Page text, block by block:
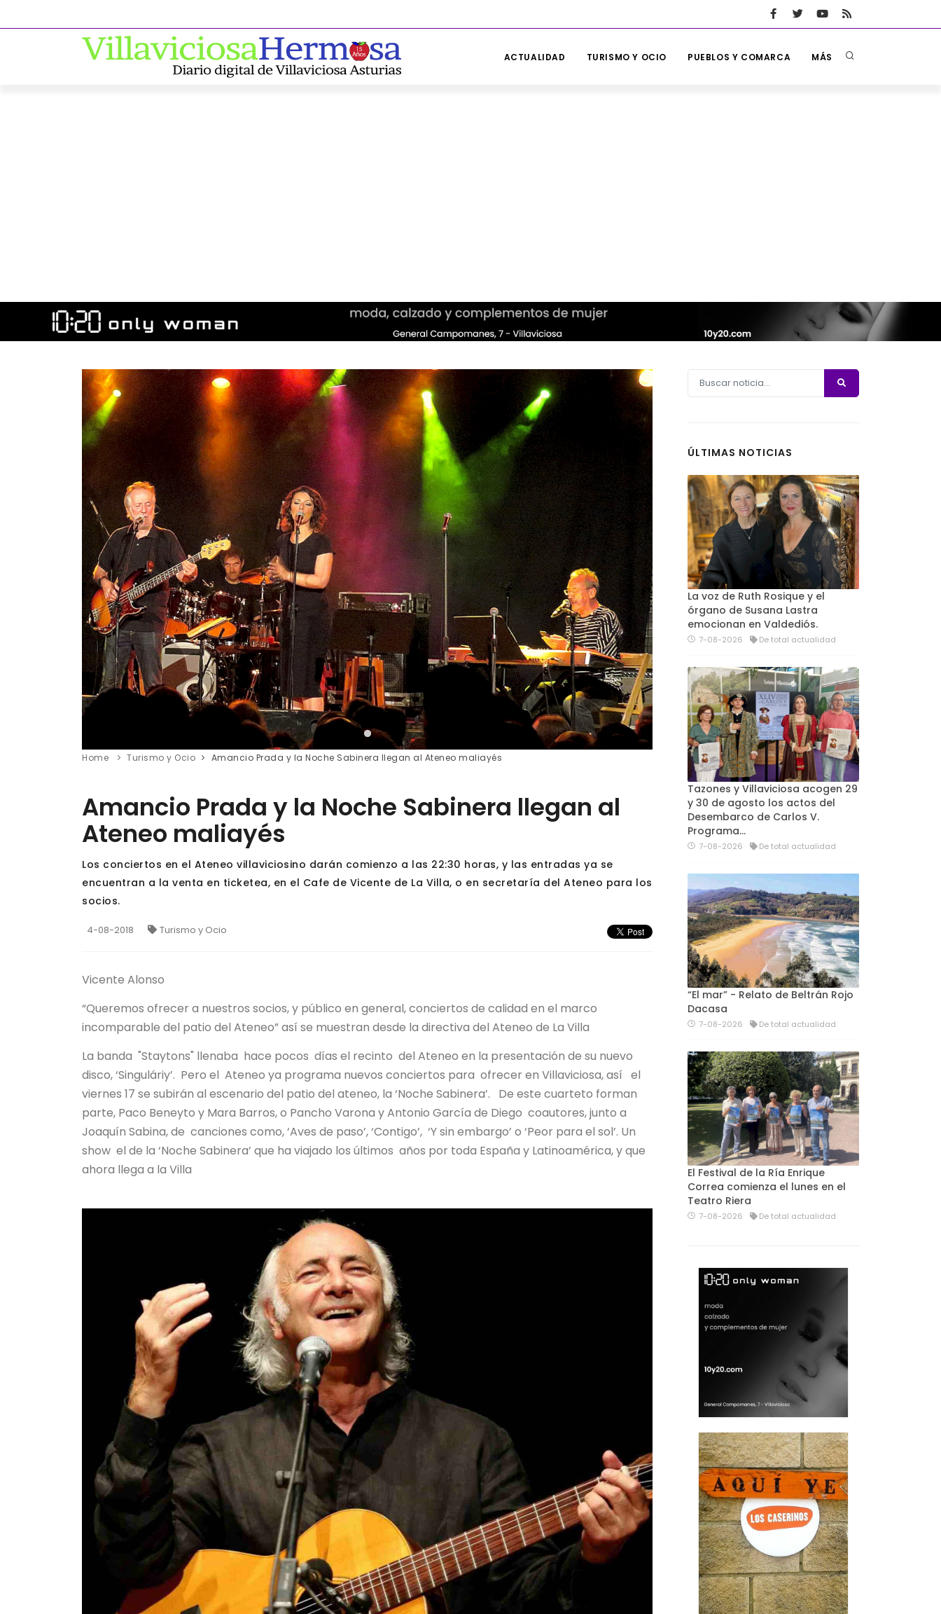
ACTUALIDAD TURISMO Y OCIO PUEBLOS Y COMARCA MÁS
Home Turismo y Ocio Amancio Prada y la Noche Sabinera llegan al Ateneo maliayés
Amancio Prada y la Noche Sabinera llegan al
Ateneo maliayés
Los conciertos en el Ateneo villaviciosino darán comienzo a las 22:30 horas, y las entradas ya se
encuentran a la venta en ticketea, en el Cafe de Vicente de La Villa, o en secretaría del Ateneo para los
socios.
4-08-2018 Turismo y Ocio
Vicente Alonso
“Queremos ofrecer a nuestros socios, y público en general, conciertos de calidad en el marco
incomparable del patio del Ateneo” así se muestran desde la directiva del Ateneo de La Villa
La banda "Staytons" llenaba hace pocos días el recinto del Ateneo en la presentación de su nuevo
disco, ‘Singuláriy’. Pero el Ateneo ya programa nuevos conciertos para ofrecer en Villaviciosa, así el
viernes 17 se subirán al escenario del patio del ateneo, la ‘Noche Sabinera’. De este cuarteto forman
parte, Paco Beneyto y Mara Barros, o Pancho Varona y Antonio García de Diego coautores, junto a
Joaquín Sabina, de canciones como, ‘Aves de paso’, ‘Contigo’, ‘Y sin embargo’ o ‘Peor para el sol’. Un
show el de la ‘Noche Sabinera’ que ha viajado los últimos años por toda España y Latinoamérica, y que
ahora llega a la Villa
ÚLTIMAS NOTICIAS
La voz de Ruth Rosique y el
órgano de Susana Lastra
emocionan en Valdediós.
7-08-2026 De total actualidad
Tazones y Villaviciosa acogen 29
y 30 de agosto los actos del
Desembarco de Carlos V.
Programa…
7-08-2026 De total actualidad
“El mar” - Relato de Beltrán Rojo
Dacasa
7-08-2026 De total actualidad
El Festival de la Ría Enrique
Correa comienza el lunes en el
Teatro Riera
7-08-2026 De total actualidad